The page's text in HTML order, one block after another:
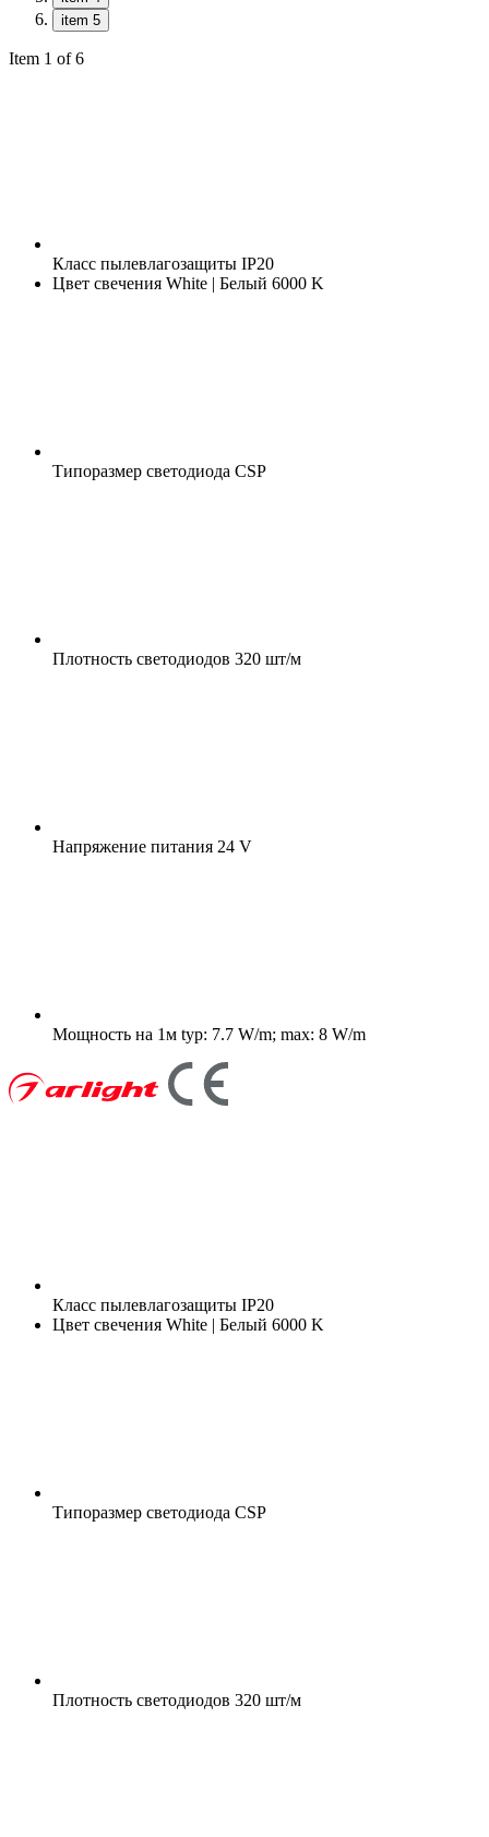
item 5
Item 1 of 6
Класс пылевлагозащиты IP20
Цвет свечения White | Белый 6000 K
Типоразмер светодиода CSP
Плотность светодиодов 320 шт/м
Напряжение питания 24 V
Мощность на 1м typ: 7.7 W/m; max: 8 W/m
Класс пылевлагозащиты IP20
Цвет свечения White | Белый 6000 K
Типоразмер светодиода CSP
Плотность светодиодов 320 шт/м